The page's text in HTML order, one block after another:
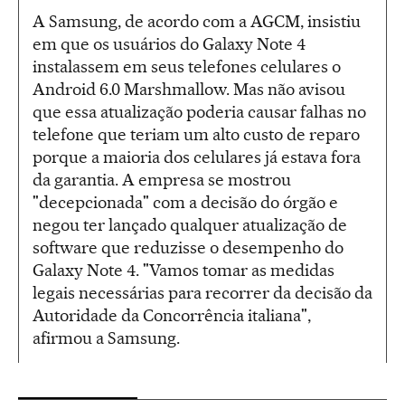
A Samsung, de acordo com a AGCM, insistiu
em que os usuários do Galaxy Note 4
instalassem em seus telefones celulares o
Android 6.0 Marshmallow. Mas não avisou
que essa atualização poderia causar falhas no
telefone que teriam um alto custo de reparo
porque a maioria dos celulares já estava fora
da garantia. A empresa se mostrou
"decepcionada" com a decisão do órgão e
negou ter lançado qualquer atualização de
software que reduzisse o desempenho do
Galaxy Note 4. "Vamos tomar as medidas
legais necessárias para recorrer da decisão da
Autoridade da Concorrência italiana",
afirmou a Samsung.